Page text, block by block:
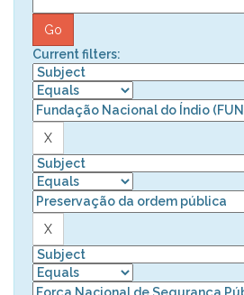
Current filters: